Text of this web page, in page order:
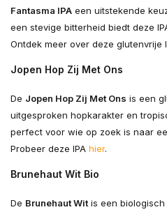
Fantasma IPA een uitstekende
een stevige bitterheid biedt deze
Ontdek meer over deze glutenvrije
Jopen Hop Zij Met Ons
De Jopen Hop Zij Met Ons is een
uitgesproken hopkarakter en
perfect voor wie op zoek is naar
Probeer deze IPA hier.
Brunehaut Wit Bio
De Brunehaut Wit is een